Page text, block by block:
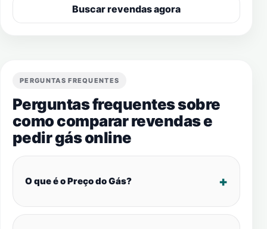
Buscar revendas agora
PERGUNTAS FREQUENTES
Perguntas frequentes sobre
como comparar revendas e
pedir gás online
O que é o Preço do Gás?